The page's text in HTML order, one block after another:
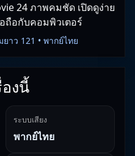
24 ภาพคมชัด เปิดดูง่าย
ถือกับคอมพิวเตอร์
าว 121 • พากย์ไทย
งนี้
ระบบเสียง
พากย์ไทย